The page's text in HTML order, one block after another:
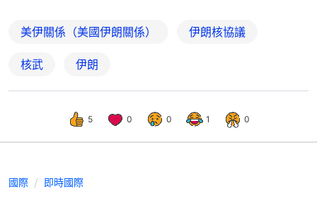
美伊關係（美國伊朗關係） 伊朗核協議
核武 伊朗
5 0 0 1 0
國際 即時國際